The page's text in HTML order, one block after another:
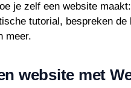
je zelf een website
tutorial, bespreken
meer.
website met